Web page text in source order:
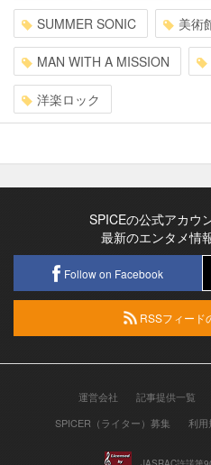
SUMMER SONIC 美術
MAN WITH A MISSION
洋楽ロック
SPICEの公式アカウ
最新のエンタメ情
Follow on Facebook
RSSフィード
運営会社 記事提供一覧
SPICER（ライター）募集
利用